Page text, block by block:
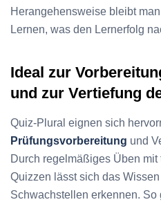
Herangehensweise bleibt
Lernen, was den Lernerfolg
Ideal zur
und zur Vertiefung
Quiz-Plural eignen sich
Prüfungsvorbereitung und
Durch regelmäßiges Üben
Quizzen lässt sich das
Schwachstellen erkennen.